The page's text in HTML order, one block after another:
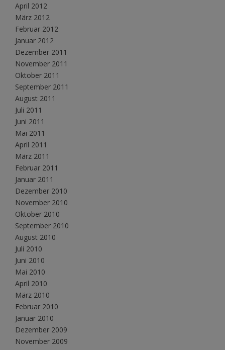
April 2012
März 2012
Februar 2012
Januar 2012
Dezember 2011
November 2011
Oktober 2011
September 2011
August 2011
Juli 2011
Juni 2011
Mai 2011
April 2011
März 2011
Februar 2011
Januar 2011
Dezember 2010
November 2010
Oktober 2010
September 2010
August 2010
Juli 2010
Juni 2010
Mai 2010
April 2010
März 2010
Februar 2010
Januar 2010
Dezember 2009
November 2009